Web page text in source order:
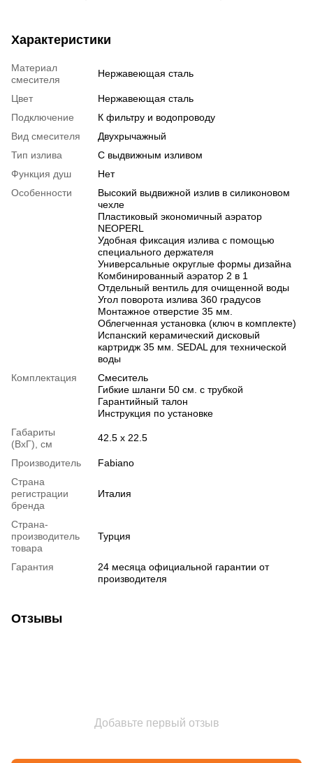
Характеристики
Материал
смесителя
Нержавеющая сталь
Цвет
Нержавеющая сталь
Подключение
К фильтру и водопроводу
Вид смесителя
Двухрычажный
Тип излива
С выдвижным изливом
Функция душ
Нет
Особенности
Высокий выдвижной излив в силиконовом
чехле
Пластиковый экономичный аэратор
NEOPERL
Удобная фиксация излива с помощью
специального держателя
Универсальные округлые формы дизайна
Комбинированный аэратор 2 в 1
Отдельный вентиль для очищенной воды
Угол поворота излива 360 градусов
Монтажное отверстие 35 мм.
Облегченная установка (ключ в комплекте)
Испанский керамический дисковый
картридж 35 мм. SEDAL для технической
воды
Комплектация
Смеситель
Гибкие шланги 50 см. с трубкой
Гарантийный талон
Инструкция по установке
Габариты
(ВхГ), см
42.5 x 22.5
Производитель
Fabiano
Страна
регистрации
бренда
Италия
Страна-
производитель
товара
Турция
Гарантия
24 месяца официальной гарантии от
производителя
Отзывы
Добавьте первый отзыв